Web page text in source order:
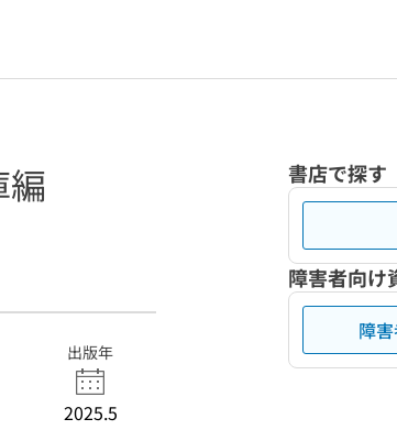
編
出版年
2025.5
書店で探す
障害者向け
障